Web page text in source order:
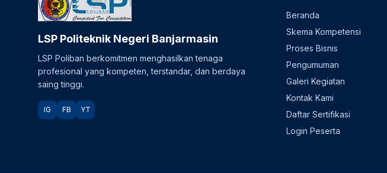
LSP Politeknik Negeri Banjarmasin
LSP Poliban berkomitmen menghasilkan tenaga
profesional yang kompeten, terstandar, dan berdaya
saing tinggi.
IG FB YT
Beranda
Skema Kompetensi
Proses Bisnis
Pengumuman
Galeri Kegiatan
Kontak Kami
Daftar Sertifikasi
Login Peserta